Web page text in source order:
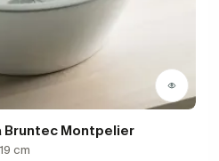
Bruntec Montpelier
cm